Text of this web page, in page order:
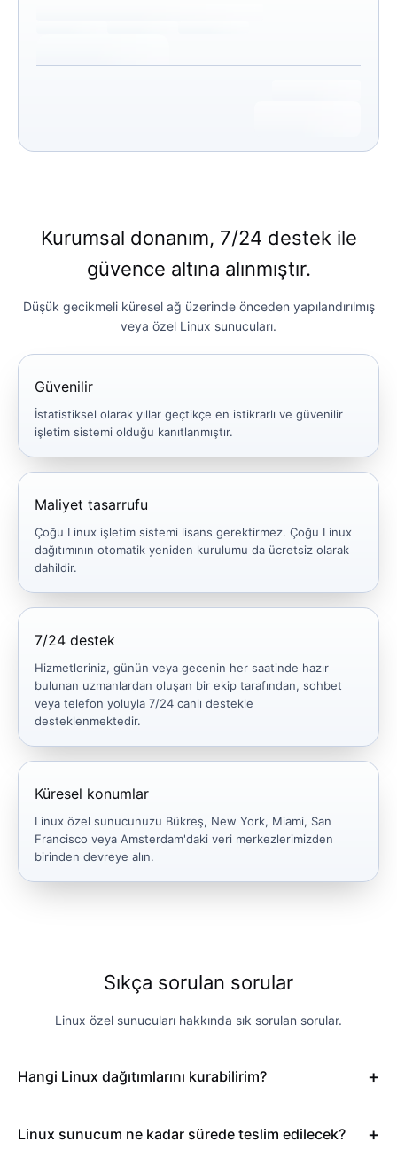
Kurumsal donanım, 7/24 destek ile
güvence altına alınmıştır.
Düşük gecikmeli küresel ağ üzerinde önceden yapılandırılmış
veya özel Linux sunucuları.
Güvenilir
İstatistiksel olarak yıllar geçtikçe en istikrarlı ve güvenilir
işletim sistemi olduğu kanıtlanmıştır.
Maliyet tasarrufu
Çoğu Linux işletim sistemi lisans gerektirmez. Çoğu Linux
dağıtımının otomatik yeniden kurulumu da ücretsiz olarak
dahildir.
7/24 destek
Hizmetleriniz, günün veya gecenin her saatinde hazır
bulunan uzmanlardan oluşan bir ekip tarafından, sohbet
veya telefon yoluyla 7/24 canlı destekle
desteklenmektedir.
Küresel konumlar
Linux özel sunucunuzu Bükreş, New York, Miami, San
Francisco veya Amsterdam'daki veri merkezlerimizden
birinden devreye alın.
Sıkça sorulan sorular
Linux özel sunucuları hakkında sık sorulan sorular.
Hangi Linux dağıtımlarını kurabilirim?
Linux sunucum ne kadar sürede teslim edilecek?